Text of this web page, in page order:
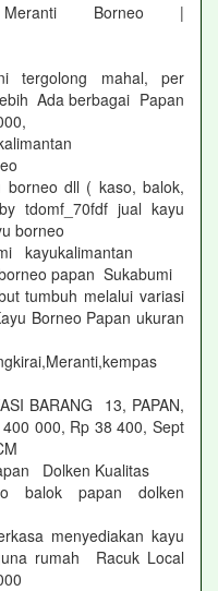
Borneo |
tergolong mahal, per
Ada berbagai Papan
dll ( kaso, balok,
tdomf_70fdf jual kayu
borneo
kayukalimantan
papan Sukabumi
tumbuh melalui variasi
Borneo Papan ukuran
BARANG 13, PAPAN,
000, Rp 38 400, Sept
Dolken Kualitas
balok papan dolken
menyediakan kayu
rumah Racuk Local